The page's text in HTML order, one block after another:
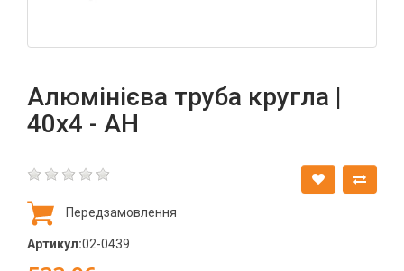
Алюмінієва труба кругла |
40х4 - АН
Передзамовлення
Артикул:02-0439